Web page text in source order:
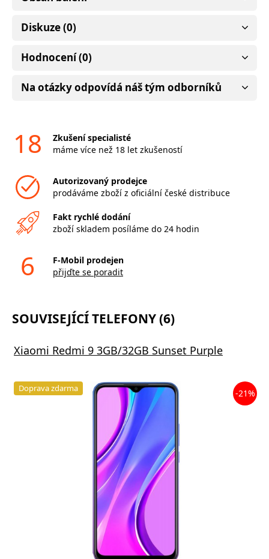
Diskuze (0)
Hodnocení (0)
Na otázky odpovídá náš tým odborníků
18
Zkušení specialisté
máme více než 18 let zkušeností
Autorizovaný prodejce
prodáváme zboží z oficiální české distribuce
Fakt rychlé dodání
zboží skladem posíláme do 24 hodin
6
F-Mobil prodejen
přijďte se poradit
SOUVISEJÍCÍ TELEFONY (6)
Xiaomi Redmi 9 3GB/32GB Sunset Purple
Doprava zdarma -21%